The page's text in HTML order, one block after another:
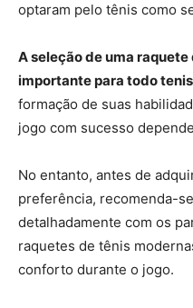
optaram pelo tênis como
A seleção de uma
importante para todo
formação de suas
jogo com sucesso
No entanto, antes de
preferência, recomenda-
detalhadamente com os
raquetes de tênis
conforto durante o jogo.